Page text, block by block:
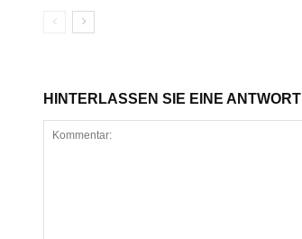
HINTERLASSEN SIE EINE ANTWORT